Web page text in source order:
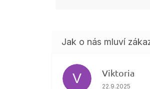
V Viktoria
Hodnocení
22.9.2025